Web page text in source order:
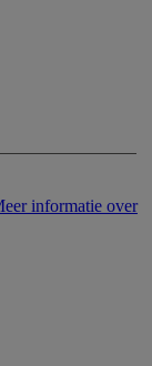
informatie over